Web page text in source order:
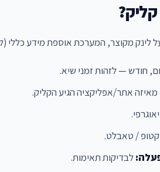
לינק מקוצר, המערכת אוספת מידע כללי
חודש — לזהות זמני שיא.
מאיזה אתר/אפליקציה הגיע הקליק.
/ טאבלט.
לבדיקות תאימות.